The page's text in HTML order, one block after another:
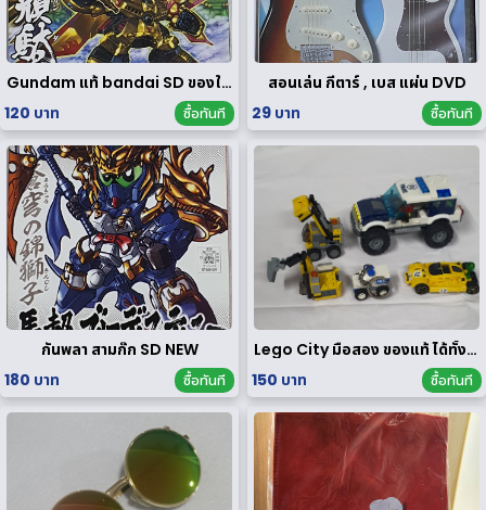
Gundam แท้ bandai SD ของใหม่
120 บาท
ซื้อทันที
สอนเล่น กีตาร์ , เบส แผ่น DVD
29 บาท
ซื้อทันที
กันพลา สามก๊ก SD NEW
180 บาท
ซื้อทันที
Lego City มือสอง ของแท้ ได้ทั้งหมดตามรูป
150 บาท
ซื้อทันที